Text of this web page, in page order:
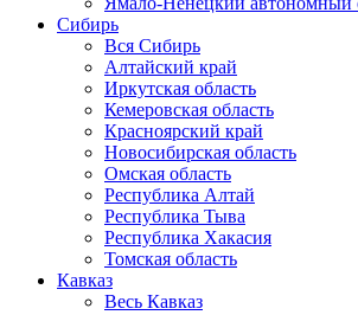
Сибирь
Вся Сибирь
Алтайский край
Иркутская область
Кемеровская область
Красноярский край
Новосибирская область
Омская область
Республика Алтай
Республика Тыва
Республика Хакасия
Томская область
Кавказ
Весь Кавказ